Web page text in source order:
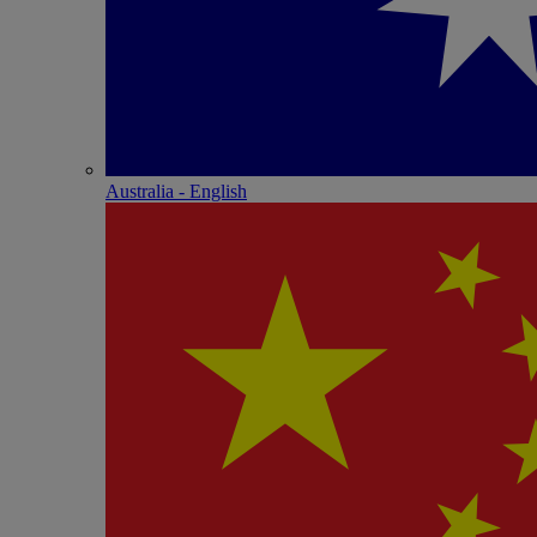
Australia - English